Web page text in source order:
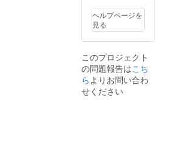
月以内
にデザ
インを
完成し
タを納
品 ※ お
打ち合
わせが
い ※ 作
品を販
売する
ことも
す。手
数料も
発生し
ません
コー
ヒード
リップ
バッグ
量：
10g×4
個、保
存方
法：高
とポス
トカー
ド５種
セット
まちさ
とアー
トブッ
ク５冊
セット
ヘルプページを
見る
このプロジェクト
の問題報告はこち
ら よりお問い合わ
せください